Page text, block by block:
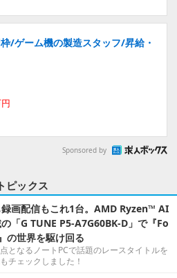
/ゲーム機の製造スタッフ/昇給・
Sponsored by
トピックス
画配信もこれ1台。AMD Ryzen™ AI
「G TUNE P5-A7G60BK-D」で『Fo
の世界を駆け回る
となるノートPCで話題のレースタイトルを
チェックしました！